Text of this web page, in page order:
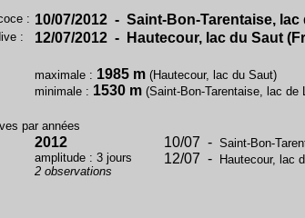
: 10/07/2012 - Saint-Bon-Tarentaise,
: 12/07/2012 - Hautecour, lac du Saut
maximale : 1985 m (Hautecour, lac du Saut)
minimale : 1530 m (Saint-Bon-Tarentaise, lac de
par années
2012
amplitude : 3 jours
2 observations
10/07 - Saint-Bon-
12/07 - Hautecour, lac